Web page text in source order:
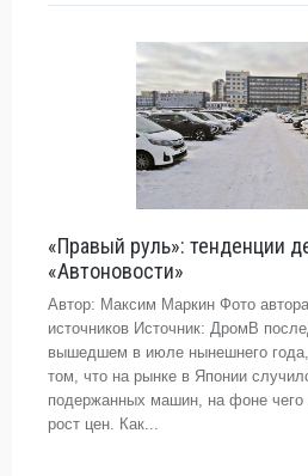
«Правый руль»: тенденции
«Автоновости»
Автор: Максим Маркин Фото
источников Источник: ДромВ
вышедшем в июле нынешнего
том, что на рынке в Японии
подержанных машин, на фоне чего
рост цен. Как...